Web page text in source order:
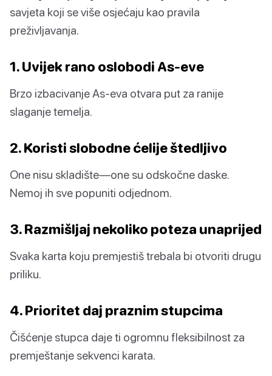
savjeta koji se više osjećaju kao pravila
preživljavanja.
1. Uvijek rano oslobodi As-eve
Brzo izbacivanje As-eva otvara put za ranije
slaganje temelja.
2. Koristi slobodne ćelije štedljivo
One nisu skladište—one su odskočne daske.
Nemoj ih sve popuniti odjednom.
3. Razmišljaj nekoliko poteza unaprijed
Svaka karta koju premjestiš trebala bi otvoriti drugu
priliku.
4. Prioritet daj praznim stupcima
Čišćenje stupca daje ti ogromnu fleksibilnost za
premještanje sekvenci karata.